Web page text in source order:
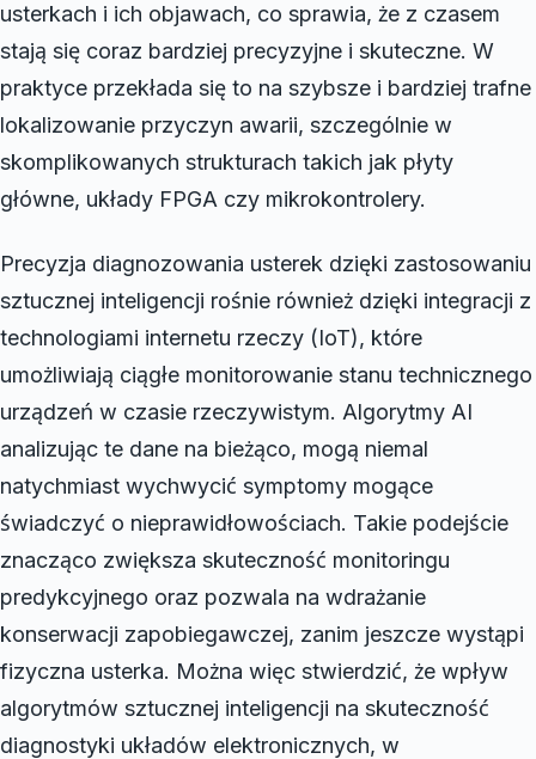
usterkach i ich objawach, co sprawia, że z czasem
stają się coraz bardziej precyzyjne i skuteczne. W
praktyce przekłada się to na szybsze i bardziej trafne
lokalizowanie przyczyn awarii, szczególnie w
skomplikowanych strukturach takich jak płyty
główne, układy FPGA czy mikrokontrolery.
Precyzja diagnozowania usterek dzięki zastosowaniu
sztucznej inteligencji rośnie również dzięki integracji z
technologiami internetu rzeczy (IoT), które
umożliwiają ciągłe monitorowanie stanu technicznego
urządzeń w czasie rzeczywistym. Algorytmy AI
analizując te dane na bieżąco, mogą niemal
natychmiast wychwycić symptomy mogące
świadczyć o nieprawidłowościach. Takie podejście
znacząco zwiększa skuteczność monitoringu
predykcyjnego oraz pozwala na wdrażanie
konserwacji zapobiegawczej, zanim jeszcze wystąpi
fizyczna usterka. Można więc stwierdzić, że wpływ
algorytmów sztucznej inteligencji na skuteczność
diagnostyki układów elektronicznych, w